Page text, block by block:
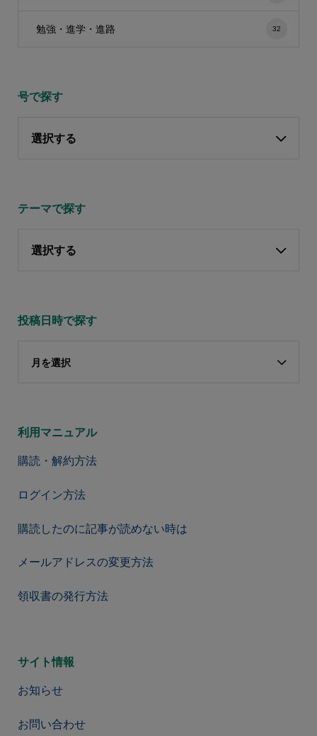
勉強・進学・進路 32
号で探す
選択する
テーマで探す
選択する
投稿日時で探す
月を選択
利用マニュアル
購読・解約方法
ログイン方法
購読したのに記事が読めない時は
メールアドレスの変更方法
領収書の発行方法
サイト情報
お知らせ
お問い合わせ